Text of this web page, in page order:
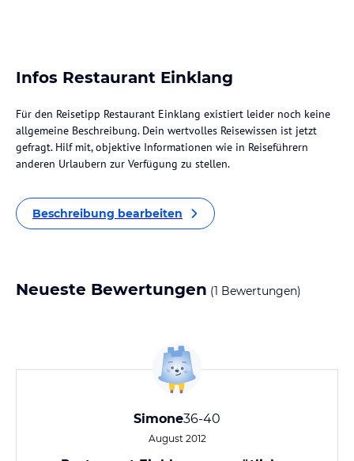
Infos Restaurant Einklang
Für den Reisetipp Restaurant Einklang existiert leider noch keine
allgemeine Beschreibung. Dein wertvolles Reisewissen ist jetzt
gefragt. Hilf mit, objektive Informationen wie in Reiseführern
anderen Urlaubern zur Verfügung zu stellen.
Beschreibung bearbeiten
Neueste Bewertungen (1 Bewertungen)
Simone36-40
August 2012